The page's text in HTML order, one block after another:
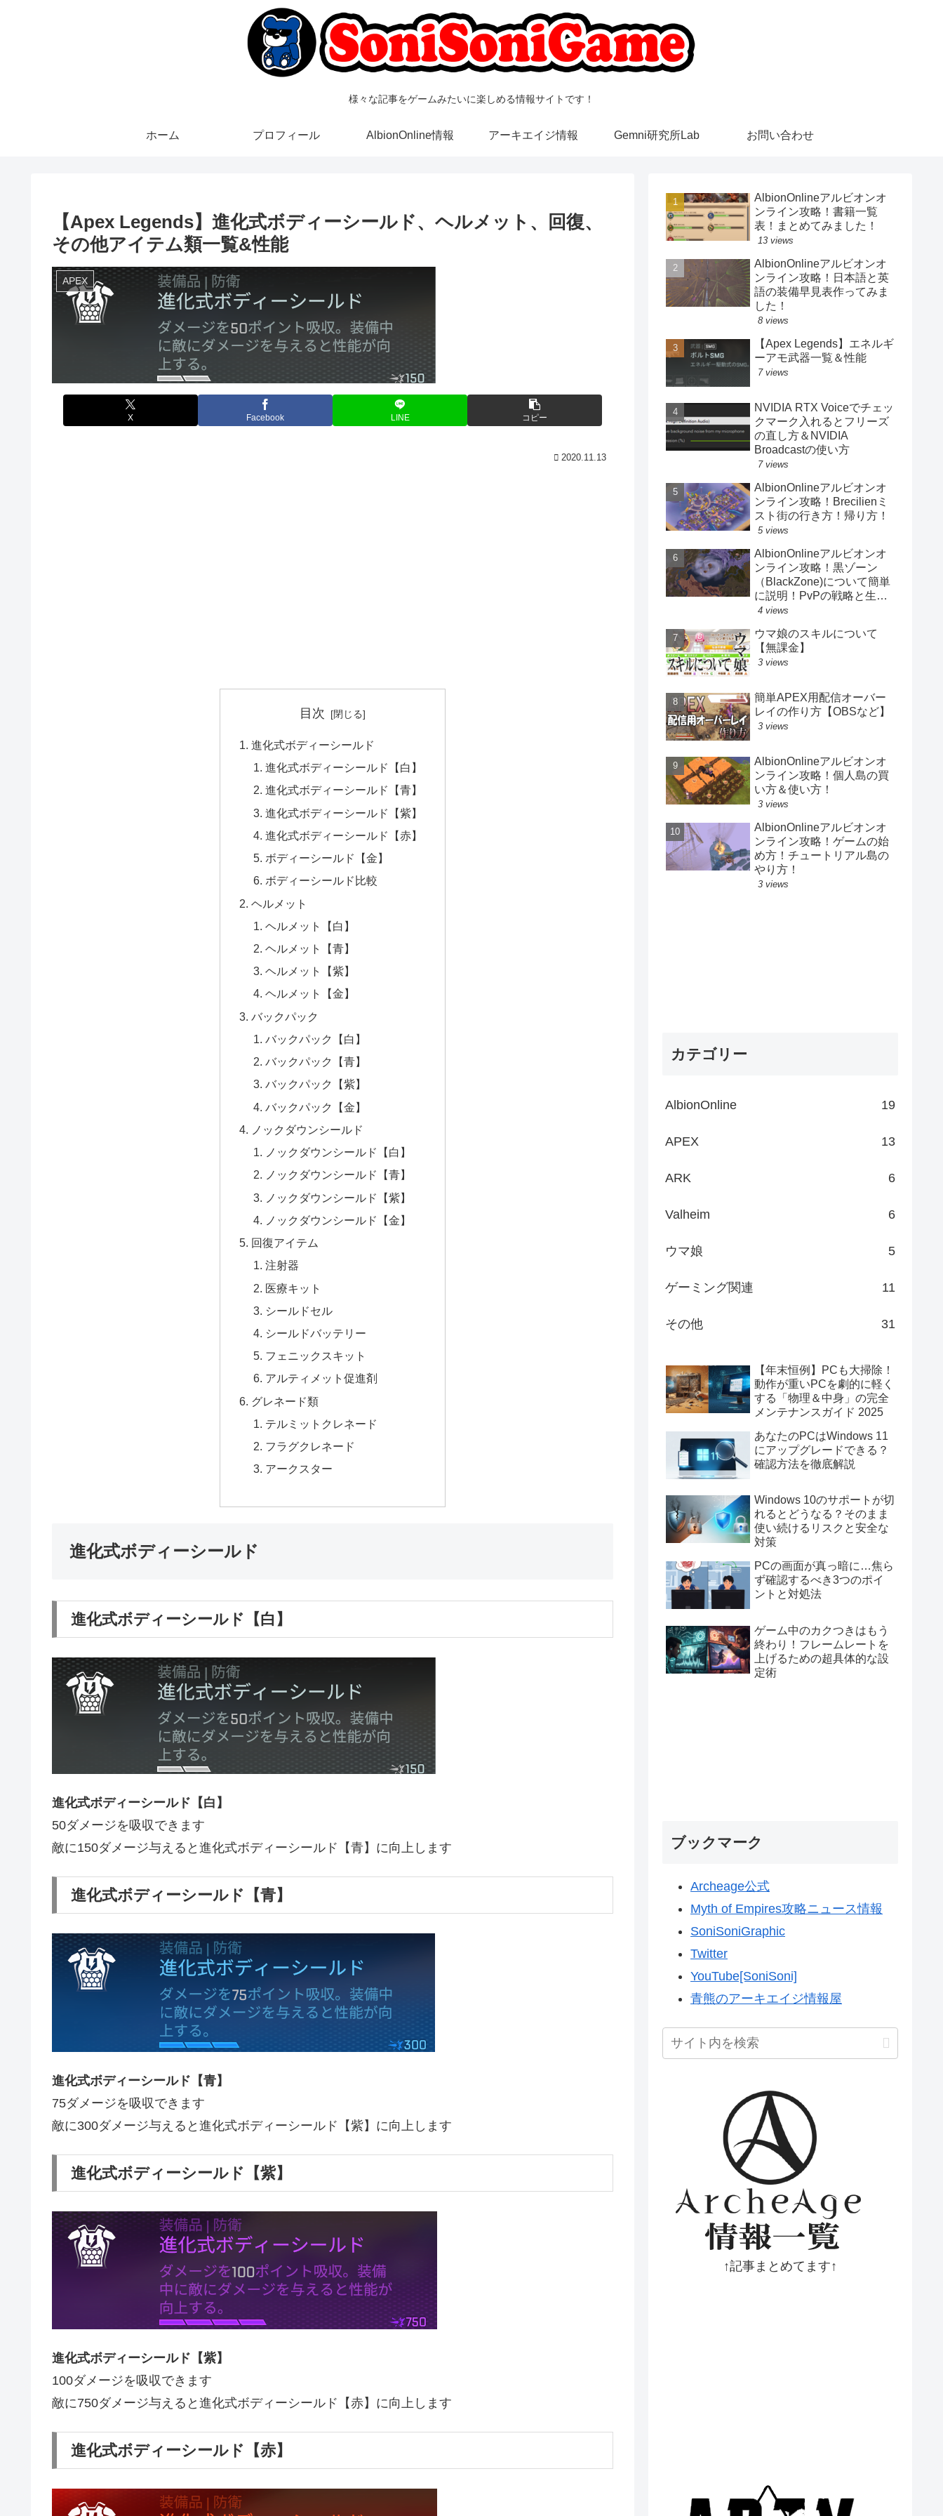
様々な記事をゲームみたいに楽しめる情報サイトです！
ホーム プロフィール AlbionOnline情報 アーキエイジ情報 Gemni研究所Lab お問い合わせ
【Apex Legends】進化式ボディーシールド、ヘルメット、回復、
その他アイテム類一覧&性能
APEX
X Facebook LINE コピー
2020.11.13
目次
進化式ボディーシールド
進化式ボディーシールド【白】
進化式ボディーシールド【青】
進化式ボディーシールド【紫】
進化式ボディーシールド【赤】
ボディーシールド【金】
ボディーシールド比較
ヘルメット
ヘルメット【白】
ヘルメット【青】
ヘルメット【紫】
ヘルメット【金】
バックパック
バックパック【白】
バックパック【青】
バックパック【紫】
バックパック【金】
ノックダウンシールド
ノックダウンシールド【白】
ノックダウンシールド【青】
ノックダウンシールド【紫】
ノックダウンシールド【金】
回復アイテム
注射器
医療キット
シールドセル
シールドバッテリー
フェニックスキット
アルティメット促進剤
グレネード類
テルミットクレネード
フラグクレネード
アークスター
進化式ボディーシールド
進化式ボディーシールド【白】
進化式ボディーシールド【白】
50ダメージを吸収できます
敵に150ダメージ与えると進化式ボディーシールド【青】に向上します
進化式ボディーシールド【青】
進化式ボディーシールド【青】
75ダメージを吸収できます
敵に300ダメージ与えると進化式ボディーシールド【紫】に向上します
進化式ボディーシールド【紫】
進化式ボディーシールド【紫】
100ダメージを吸収できます
敵に750ダメージ与えると進化式ボディーシールド【赤】に向上します
進化式ボディーシールド【赤】
AlbionOnlineアルビオンオ
ンライン攻略！書籍一覧
表！まとめてみました！
13 views
AlbionOnlineアルビオンオ
ンライン攻略！日本語と英
語の装備早見表作ってみま
した！
8 views
【Apex Legends】エネルギ
ーアモ武器一覧＆性能
7 views
NVIDIA RTX Voiceでチェッ
クマーク入れるとフリーズ
の直し方＆NVIDIA
Broadcastの使い方
7 views
AlbionOnlineアルビオンオ
ンライン攻略！Brecilienミ
スト街の行き方！帰り方！
5 views
AlbionOnlineアルビオンオ
ンライン攻略！黒ゾーン
（BlackZone)について簡単
に説明！PvPの戦略と生存
法、メリットデメリット！
4 views
ウマ娘のスキルについて
【無課金】
3 views
簡単APEX用配信オーバー
レイの作り方【OBSなど】
3 views
AlbionOnlineアルビオンオ
ンライン攻略！個人島の買
い方＆使い方！
3 views
AlbionOnlineアルビオンオ
ンライン攻略！ゲームの始
め方！チュートリアル島の
やり方！
3 views
カテゴリー
AlbionOnline 19
APEX 13
ARK 6
Valheim 6
ウマ娘 5
ゲーミング関連 11
その他 31
【年末恒例】PCも大掃除！
動作が重いPCを劇的に軽く
する「物理＆中身」の完全
メンテナンスガイド 2025
あなたのPCはWindows 11
にアップグレードできる？
確認方法を徹底解説
Windows 10のサポートが切
れるとどうなる？そのまま
使い続けるリスクと安全な
対策
PCの画面が真っ暗に…焦ら
ず確認するべき3つのポイ
ントと対処法
ゲーム中のカクつきはもう
終わり！フレームレートを
上げるための超具体的な設
定術
ブックマーク
Archeage公式
Myth of Empires攻略ニュース情報
SoniSoniGraphic
Twitter
YouTube[SoniSoni]
青熊のアーキエイジ情報屋
↑記事まとめてます↑